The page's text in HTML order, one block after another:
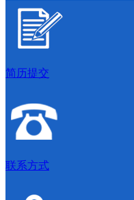
简历提交
联系方式